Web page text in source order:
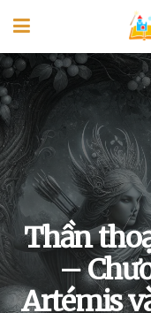
Thần
–
Artémis